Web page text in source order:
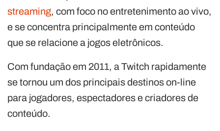
streaming, com foco no entretenimento ao vivo,
e se concentra principalmente em conteúdo
que se relacione a jogos eletrônicos.
Com fundação em 2011, a Twitch rapidamente
se tornou um dos principais destinos on-line
para jogadores, espectadores e criadores de
conteúdo.